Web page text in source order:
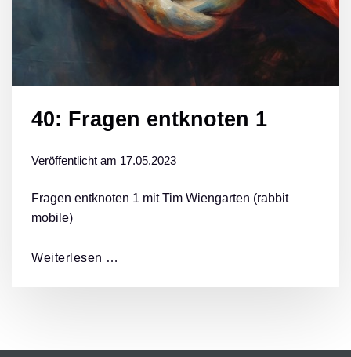
40: Fragen entknoten 1
Veröffentlicht am 17.05.2023
Fragen entknoten 1 mit Tim Wiengarten (rabbit
mobile)
Weiterlesen …